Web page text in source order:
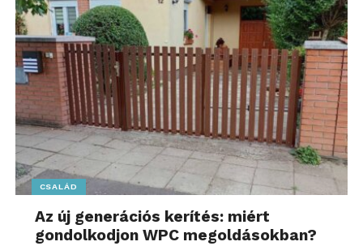
CSALÁD
Az új generációs kerítés: miért
gondolkodjon WPC megoldásokban?